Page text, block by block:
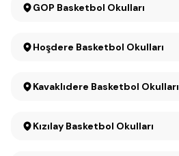
GOP Basketbol Okulları
Hoşdere Basketbol Okulları
Kavaklıdere Basketbol Okulları
Kızılay Basketbol Okulları